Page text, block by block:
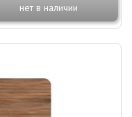
нет в наличии